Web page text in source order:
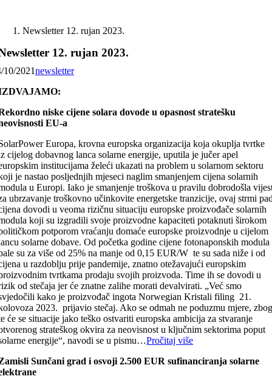
contentNewsletter 12. rujan 2023.
12. rujan 2023.
10/2021newsletter
niske cijene solara dovode u opasnost stratešku
EU-a
Europa, krovna europska organizacija koja okuplja tvrtke
cijelog dobavnog lanca solarne energije, uputila je jučer apel
institucijama želeći ukazati na problem u solarnom sektoru
je nastao posljednjih mjeseci naglim smanjenjem cijena solarnih
u Europi. Iako je smanjenje troškova u pravilu dobrodošla
ubrzavanje troškovno učinkovite energetske tranzicije, ovaj strmi
dovodi u veoma rizičnu situaciju europske proizvođače solarnih
koji su izgradili svoje proizvodne kapaciteti potaknuti širokom
potporom vraćanju domaće europske proizvodnje u cijelom
solarne dobave. Od početka godine cijene fotonaponskih modula
su za više od 25% na manje od 0,15 EUR/W te su sada niže i od
u razdoblju prije pandemije, znatno otežavajući europskim
tvrtkama prodaju svojih proizvoda. Time ih se dovodi u
od stečaja jer će znatne zalihe morati devalvirati. „Već smo
kako je proizvođač ingota Norwegian Kristali filing 21.
2023. prijavio stečaj. Ako se odmah ne poduzmu mjere,
će se situacije jako teško ostvariti europska ambicija za stvaranje
strateškog okvira za neovisnost u ključnim sektorima poput
energije“, navodi se u pismu…Pročitaj više
Sunčani grad i osvoji 2.500 EUR sufinanciranja solarne